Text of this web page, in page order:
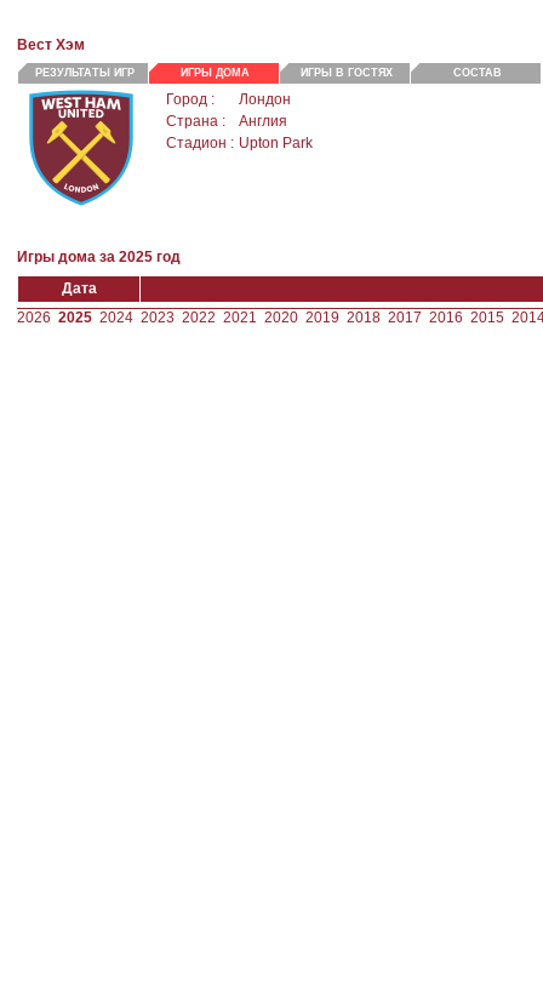
Вест Хэм
РЕЗУЛЬТАТЫ ИГР ИГРЫ ДОМА ИГРЫ В ГОСТЯХ СОСТАВ
Город :
Лондон
Страна :
Англия
Стадион : Upton Park
Игры дома за 2025 год
Дата
2026 2025 2024 2023 2022 2021 2020 2019 2018 2017 2016 2015